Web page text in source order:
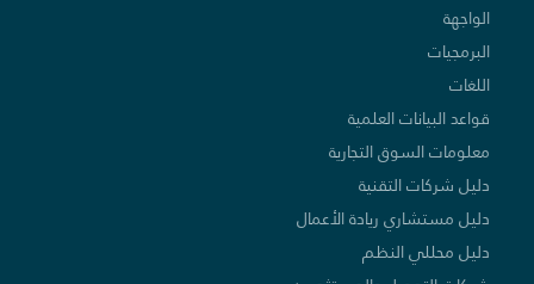
الواجهة
البرمجيات
اللغات
قواعد البيانات العلمية
معلومات السوق التجارية
دليل شركات التقنية
دليل مستشاري ريادة الأعمال
دليل محللي النظم